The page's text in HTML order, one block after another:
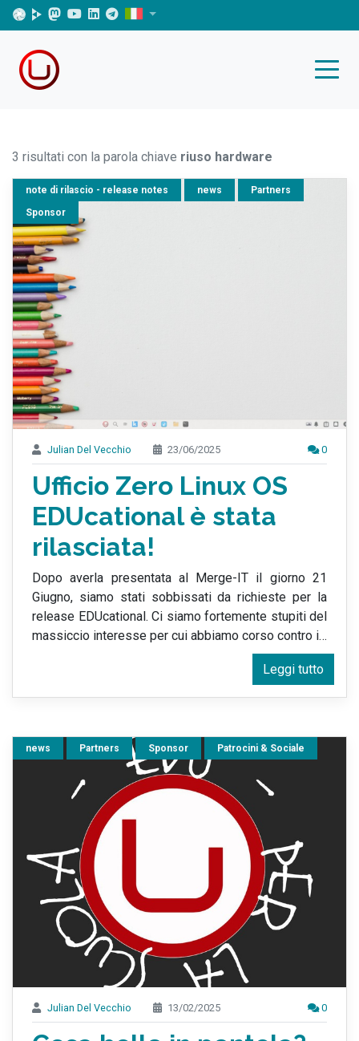
3 risultati con la parola chiave riuso hardware
note di rilascio - release notes news
Partners
Sponsor
Julian Del Vecchio 23/06/2025 0
Ufficio Zero Linux OS
EDUcational è stata
rilasciata!
Dopo averla presentata al Merge-IT il giorno 21
Giugno, siamo stati sobbissati da richieste per la
release EDUcational. Ci siamo fortemente stupiti del
massiccio interesse per cui abbiamo corso contro i…
Leggi tutto
news Partners Sponsor Patrocini & Sociale
Julian Del Vecchio 13/02/2025 0